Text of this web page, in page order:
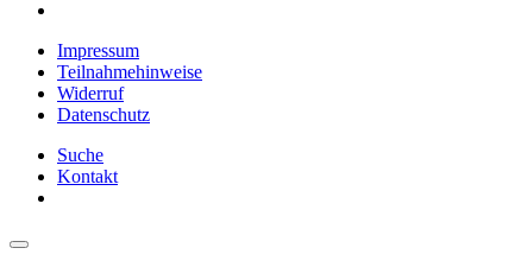
Impressum
Teilnahmehinweise
Widerruf
Datenschutz
Suche
Kontakt